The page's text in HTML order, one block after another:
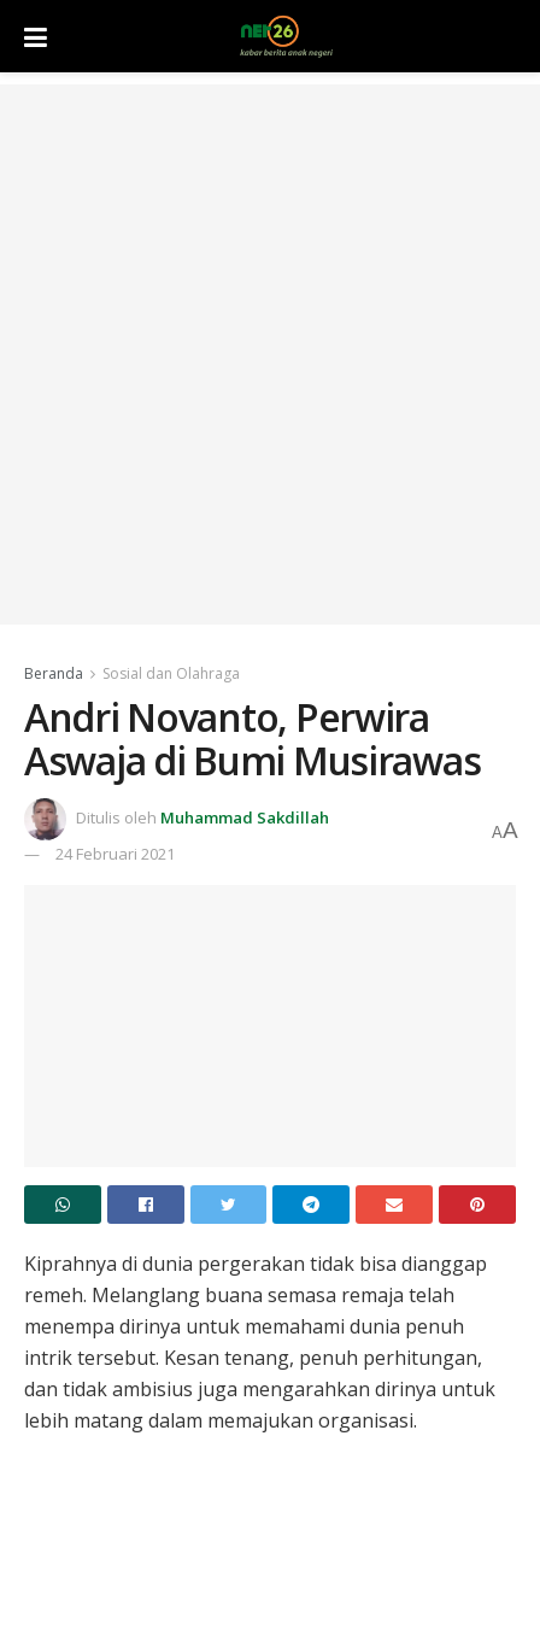
Beranda Sosial dan Olahraga
Andri Novanto, Perwira
Aswaja di Bumi Musirawas
Ditulis oleh Muhammad Sakdillah
24 Februari 2021
AA
Kiprahnya di dunia pergerakan tidak bisa dianggap
remeh. Melanglang buana semasa remaja telah
menempa dirinya untuk memahami dunia penuh
intrik tersebut. Kesan tenang, penuh perhitungan,
dan tidak ambisius juga mengarahkan dirinya untuk
lebih matang dalam memajukan organisasi.